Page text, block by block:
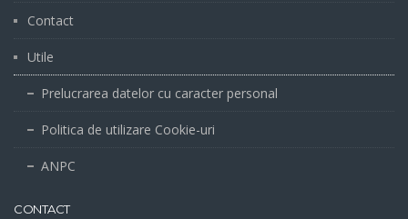
Contact
Utile
Prelucrarea datelor cu caracter personal
Politica de utilizare Cookie-uri
ANPC
CONTACT